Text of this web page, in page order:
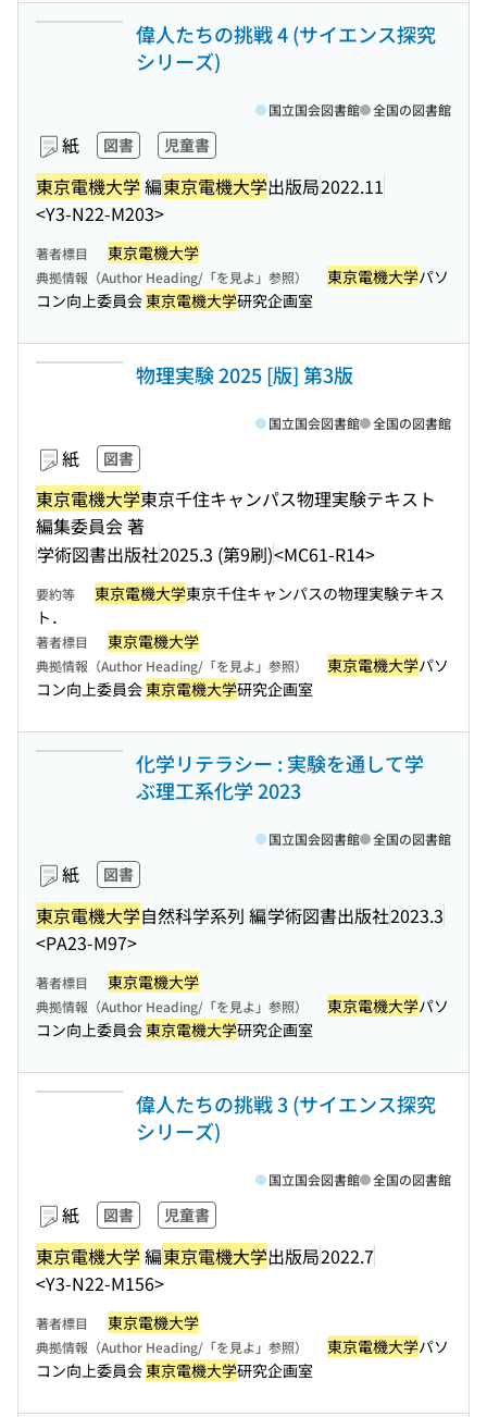
偉人たちの挑戦 4 (サイエンス探究
シリーズ)
紙 図書 児童書
東京電機大学 編東京電機大学出版局2022.11
<Y3-N22-M203>
国立国会図書館 全国の図書館
著者標目 東京電機大学
典拠情報（Author Heading/「を見よ」参照） 東京電機大学パソ
コン向上委員会 東京電機大学研究企画室
物理実験 2025 [版] 第3版
紙 図書
東京電機大学東京千住キャンパス物理実験テキスト
編集委員会 著
学術図書出版社2025.3 (第9刷)<MC61-R14>
国立国会図書館 全国の図書館
要約等 東京電機大学東京千住キャンパスの物理実験テキス
ト．
著者標目 東京電機大学
典拠情報（Author Heading/「を見よ」参照） 東京電機大学パソ
コン向上委員会 東京電機大学研究企画室
化学リテラシー : 実験を通して学
ぶ理工系化学 2023
紙 図書
東京電機大学自然科学系列 編学術図書出版社2023.3
<PA23-M97>
国立国会図書館 全国の図書館
著者標目 東京電機大学
典拠情報（Author Heading/「を見よ」参照） 東京電機大学パソ
コン向上委員会 東京電機大学研究企画室
偉人たちの挑戦 3 (サイエンス探究
シリーズ)
紙 図書 児童書
東京電機大学 編東京電機大学出版局2022.7
<Y3-N22-M156>
国立国会図書館 全国の図書館
著者標目 東京電機大学
典拠情報（Author Heading/「を見よ」参照） 東京電機大学パソ
コン向上委員会 東京電機大学研究企画室